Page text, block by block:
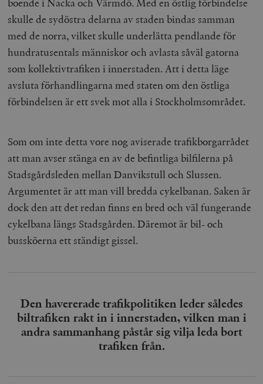
boende i Nacka och Värmdö. Med en östlig förbindelse
skulle de sydöstra delarna av staden bindas samman
med de norra, vilket skulle underlätta pendlande för
hundratusentals människor och avlasta såväl gatorna
som kollektivtrafiken i innerstaden. Att i detta läge
avsluta förhandlingarna med staten om den östliga
förbindelsen är ett svek mot alla i Stockholmsområdet.
Som om inte detta vore nog aviserade trafikborgarrådet
att man avser stänga en av de befintliga bilfilerna på
Stadsgårdsleden mellan Danvikstull och Slussen.
Argumentet är att man vill bredda cykelbanan. Saken är
dock den att det redan finns en bred och väl fungerande
cykelbana längs Stadsgården. Däremot är bil- och
bussköerna ett ständigt gissel.
Den havererade trafikpolitiken leder således
biltrafiken rakt in i innerstaden, vilken man i
andra sammanhang påstår sig vilja leda bort
trafiken från.